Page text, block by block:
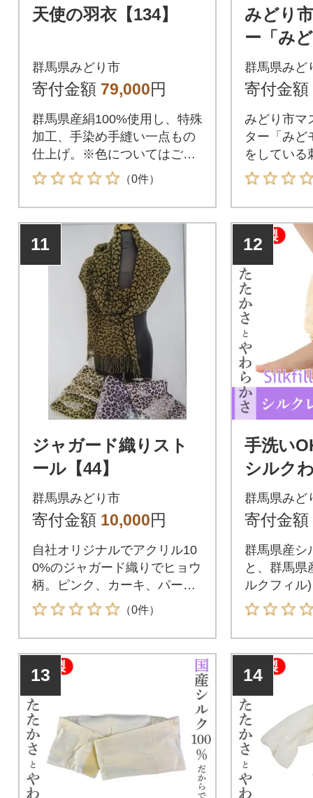
天使の羽衣【134】
群馬県みどり市
寄付金額 79,000円
群馬県産絹100%使用し、特殊
加工、手染め手縫い一点もの
仕上げ。※色についてはご要
望に沿えますのでご相談下さ
い。
（0件）
みどり
ー「み
シャツ
ッチャ
群馬県みど
寄付金額
みどり市マ
ター「みど
をしている
入った、オ
ャツとTシ
す。ポロシ
は義援金に
11
ジャガード織りスト
ール【44】
群馬県みどり市
寄付金額 10,000円
自社オリジナルでアクリル10
0%のジャガード織りでヒョウ
柄。ピンク、カーキ、パープ
ル、ベージュの4色からお選び
いただけます。ストールやマ
フラーとしてご使用できま
す。
（0件）
12
手洗い
シルク
カポカ
群馬県みど
寄付金額
群馬県産シ
と、群馬県
ルクフィル
す。冷えや
包みこみま
リーサイズ
いができま
13 14